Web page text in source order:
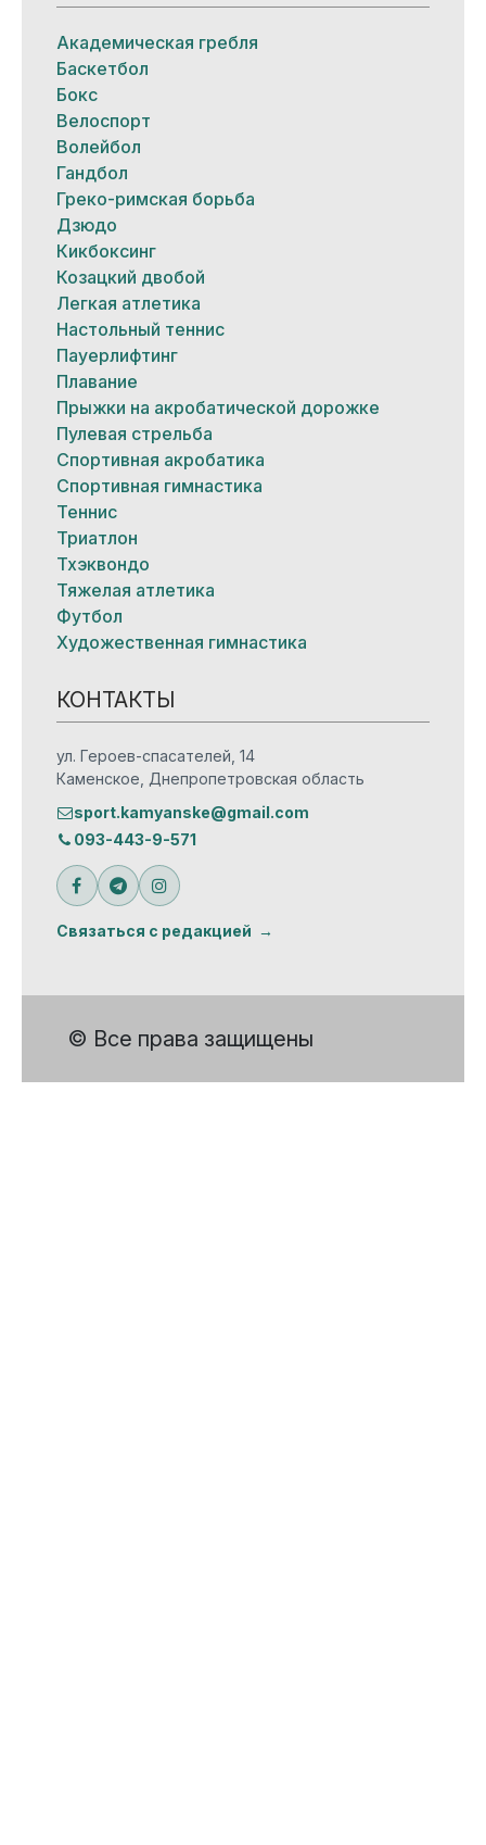
Академическая гребля
Баскетбол
Бокс
Велоспорт
Волейбол
Гандбол
Греко-римская борьба
Дзюдо
Кикбоксинг
Козацкий двобой
Легкая атлетика
Настольный теннис
Пауерлифтинг
Плавание
Прыжки на акробатической дорожке
Пулевая стрельба
Спортивная акробатика
Спортивная гимнастика
Теннис
Триатлон
Тхэквондо
Тяжелая атлетика
Футбол
Художественная гимнастика
КОНТАКТЫ
ул. Героев-спасателей, 14
Каменское, Днепропетровская область
sport.kamyanske@gmail.com
093-443-9-571
Связаться с редакцией
© Все права защищены